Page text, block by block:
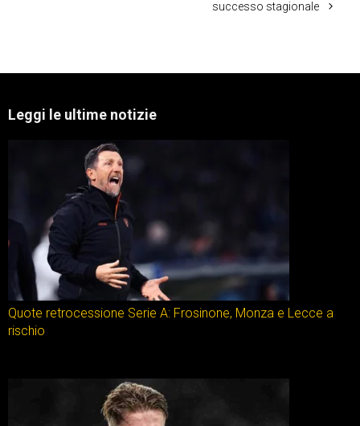
successo stagionale
Leggi le ultime notizie
Quote retrocessione Serie A: Frosinone, Monza e Lecce a
rischio